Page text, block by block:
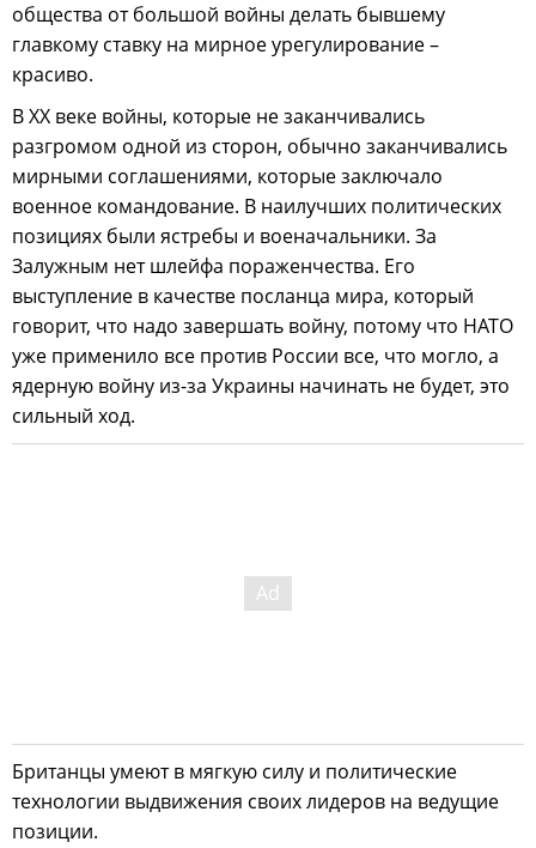
общества от большой войны делать бывшему
главкому ставку на мирное урегулирование –
красиво.
В XX веке войны, которые не заканчивались
разгромом одной из сторон, обычно заканчивались
мирными соглашениями, которые заключало
военное командование. В наилучших политических
позициях были ястребы и военачальники. За
Залужным нет шлейфа пораженчества. Его
выступление в качестве посланца мира, который
говорит, что надо завершать войну, потому что НАТО
уже применило все против России все, что могло, а
ядерную войну из-за Украины начинать не будет, это
сильный ход.
Британцы умеют в мягкую силу и политические
технологии выдвижения своих лидеров на ведущие
позиции.